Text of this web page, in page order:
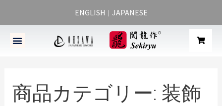
ENGLISH ｜ JAPANESE
商品カテゴリー: 装飾